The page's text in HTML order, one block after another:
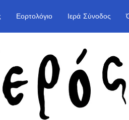
Εορτολόγιο Ιερά Σύνοδος